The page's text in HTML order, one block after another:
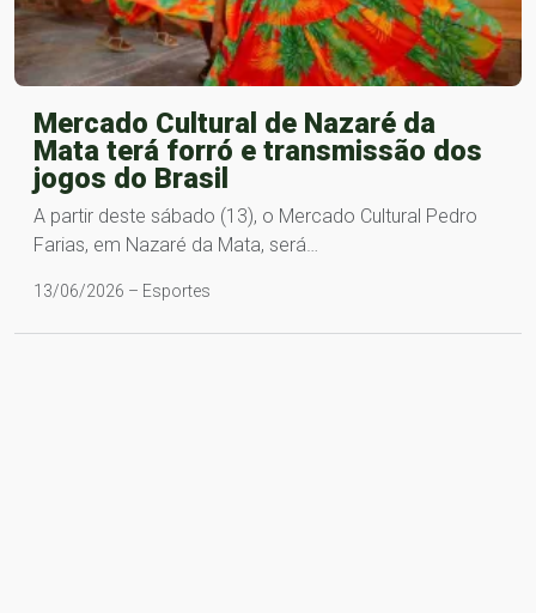
Mercado Cultural de Nazaré da
Mata terá forró e transmissão dos
jogos do Brasil
A partir deste sábado (13), o Mercado Cultural Pedro
Farias, em Nazaré da Mata, será…
13/06/2026 – Esportes